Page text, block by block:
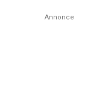
Annonce